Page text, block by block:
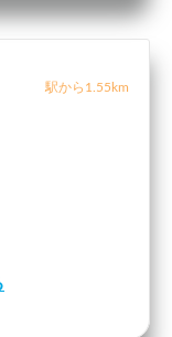
駅から1.55km